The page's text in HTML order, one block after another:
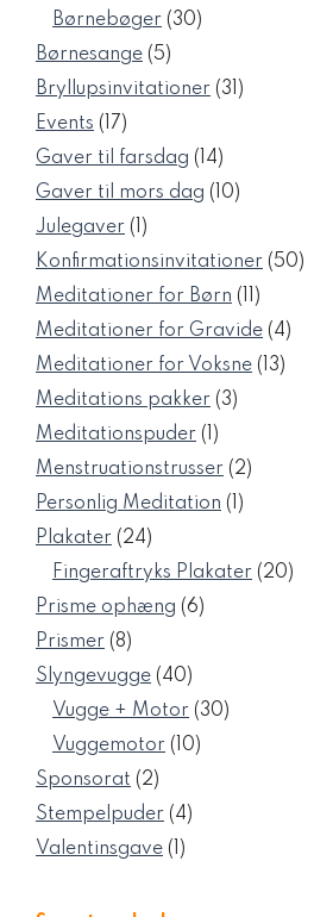
varer
Børnebøger 3030
Børnesange 55
varer
Bryllupsinvitationer 3131
Events 1717
varer
Gaver til farsdag 1414
varer
Gaver til mors dag 1010
Julegaver 11
vare
Konfirmationsinvitationer 5050
Meditationer for Børn 1111
varer
Meditationer for Gravide 44
Meditationer for Voksne 1313
Meditations pakker 33
Meditationspuder 11
vare
Menstruationstrusser 22
Personlig Meditation 11
Plakater 2424
varer
Fingeraftryks Plakater 2020
Prisme ophæng 66
Prismer 88
varer
Slyngevugge 4040
varer
Vugge + Motor 3030
Vuggemotor 1010
Sponsorat 22
varer
Stempelpuder 44
Valentinsgave 11